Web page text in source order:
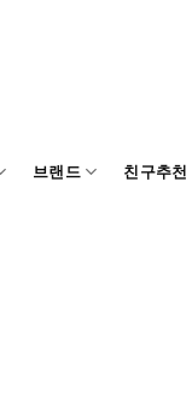
브랜드 친구추천